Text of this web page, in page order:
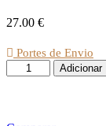
27.00 €
Portes de Envio
Quantidade
de
Composable
Adicionar